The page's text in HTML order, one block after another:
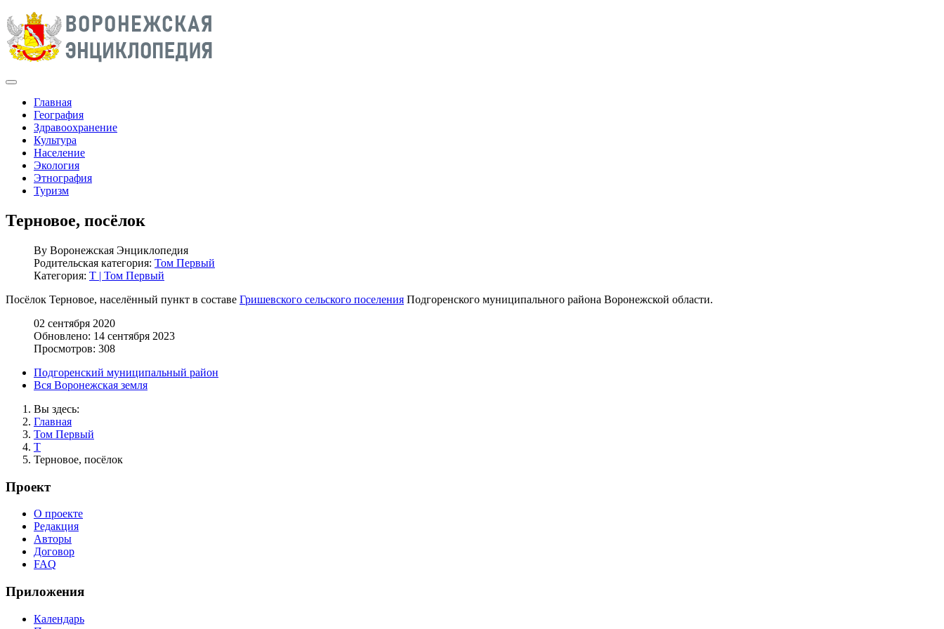
Главная
География
Здравоохранение
Культура
Население
Экология
Этнография
Туризм
Терновое, посёлок
By Воронежская Энциклопедия
Родительская категория: Том Первый
Категория: Т | Том Первый
Посёлок Терновое, населённый пункт в составе Гришевского сельского поселения Подгоренского муниципального района Воронежской области.
02 сентября 2020
Обновлено: 14 сентября 2023
Просмотров: 308
Подгоренский муниципальный район
Вся Воронежская земля
Вы здесь:
Главная
Том Первый
Т
Терновое, посёлок
Проект
О проекте
Редакция
Авторы
Договор
FAQ
Приложения
Календарь